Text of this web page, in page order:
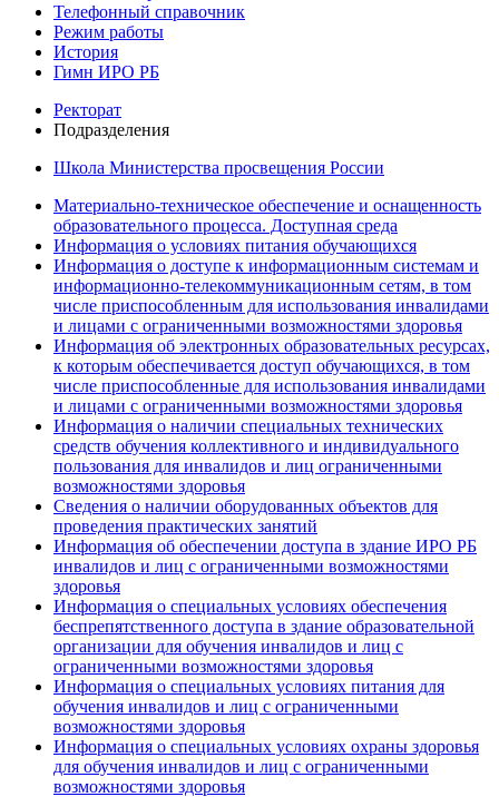
Телефонный справочник
Режим работы
История
Гимн ИРО РБ
Ректорат
Подразделения
Школа Министерства просвещения России
Материально-техническое обеспечение и оснащенность
образовательного процесса. Доступная среда
Информация о условиях питания обучающихся
Информация о доступе к информационным системам и
информационно-телекоммуникационным сетям, в том
числе приспособленным для использования инвалидами
и лицами с ограниченными возможностями здоровья
Информация об электронных образовательных ресурсах,
к которым обеспечивается доступ обучающихся, в том
числе приспособленные для использования инвалидами
и лицами с ограниченными возможностями здоровья
Информация о наличии специальных технических
средств обучения коллективного и индивидуального
пользования для инвалидов и лиц ограниченными
возможностями здоровья
Сведения о наличии оборудованных объектов для
проведения практических занятий
Информация об обеспечении доступа в здание ИРО РБ
инвалидов и лиц с ограниченными возможностями
здоровья
Информация о специальных условиях обеспечения
беспрепятственного доступа в здание образовательной
организации для обучения инвалидов и лиц с
ограниченными возможностями здоровья
Информация о специальных условиях питания для
обучения инвалидов и лиц с ограниченными
возможностями здоровья
Информация о специальных условиях охраны здоровья
для обучения инвалидов и лиц с ограниченными
возможностями здоровья